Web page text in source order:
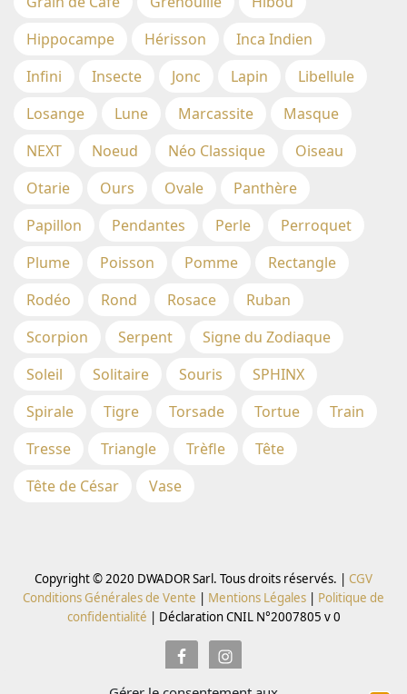
Hippocampe
Hérisson
Inca Indien
Infini
Insecte Jonc Lapin
Libellule
Losange
Lune Marcassite
Masque
NEXT
Noeud Néo Classique
Oiseau
Otarie
Ours Ovale
Panthère
Papillon
Pendantes Perle
Perroquet
Plume
Poisson Pomme
Rectangle
Rodéo
Rond Rosace
Ruban
Scorpion
Serpent
Signe du Zodiaque
Soleil
Solitaire Souris
SPHINX
Spirale
Tigre Torsade Tortue
Train
Tresse
Triangle Trèfle
Tête
Tête de César
Vase
Copyright © 2020 DWADOR Sarl. Tous droits réservés. | CGV
Conditions Générales de Vente | Mentions Légales | Politique de
confidentialité | Déclaration CNIL N°2007805 v 0